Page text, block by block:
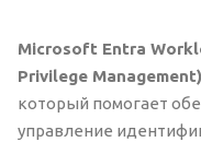
Microsoft Entra
Privilege
который помогает
управление